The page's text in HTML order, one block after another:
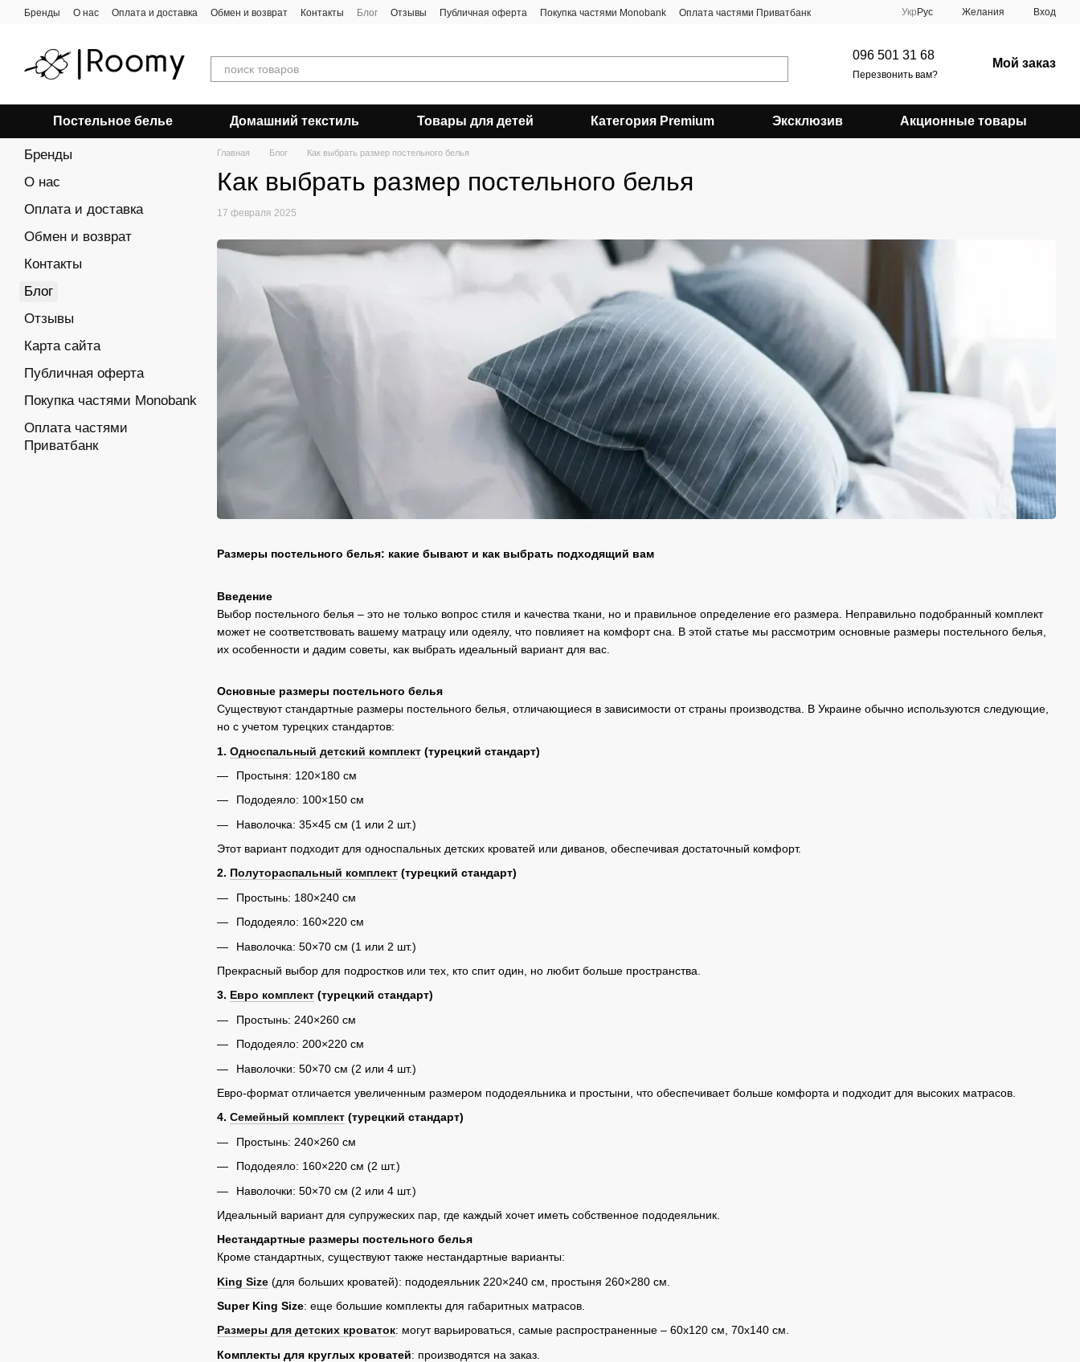
Перейти к основному контенту
Бренды О нас Оплата и доставка Обмен и возврат Контакты Блог Отзывы Публичная оферта Покупка частями Monobank Оплата частями Приватбанк Укр Рус Желания Вход
096 501 31 68
Перезвонить вам?
Мой заказ
Постельное белье Домашний текстиль Товары для детей Категория Premium Эксклюзив Акционные товары
Главная Блог Как выбрать размер постельного белья
Как выбрать размер постельного белья
17 февраля 2025
Размеры постельного белья: какие бывают и как выбрать подходящий вам
Введение
Выбор постельного белья – это не только вопрос стиля и качества ткани, но и правильное определение его размера. Неправильно подобранный комплект
может не соответствовать вашему матрацу или одеялу, что повлияет на комфорт сна. В этой статье мы рассмотрим основные размеры постельного белья,
их особенности и дадим советы, как выбрать идеальный вариант для вас.
Основные размеры постельного белья
Существуют стандартные размеры постельного белья, отличающиеся в зависимости от страны производства. В Украине обычно используются следующие,
но с учетом турецких стандартов:
1. Односпальный детский комплект (турецкий стандарт)
Простыня: 120×180 см
Пододеяло: 100×150 см
Наволочка: 35×45 см (1 или 2 шт.)
Этот вариант подходит для односпальных детских кроватей или диванов, обеспечивая достаточный комфорт.
2. Полутораспальный комплект (турецкий стандарт)
Простынь: 180×240 см
Пододеяло: 160×220 см
Наволочка: 50×70 см (1 или 2 шт.)
Прекрасный выбор для подростков или тех, кто спит один, но любит больше пространства.
3. Евро комплект (турецкий стандарт)
Простынь: 240×260 см
Пододеяло: 200×220 см
Наволочки: 50×70 см (2 или 4 шт.)
Евро-формат отличается увеличенным размером пододеяльника и простыни, что обеспечивает больше комфорта и подходит для высоких матрасов.
4. Семейный комплект (турецкий стандарт)
Простынь: 240×260 см
Пододеяло: 160×220 см (2 шт.)
Наволочки: 50×70 см (2 или 4 шт.)
Идеальный вариант для супружеских пар, где каждый хочет иметь собственное пододеяльник.
Нестандартные размеры постельного белья
Кроме стандартных, существуют также нестандартные варианты:
King Size (для больших кроватей): пододеяльник 220×240 см, простыня 260×280 см.
Super King Size: еще большие комплекты для габаритных матрасов.
Размеры для детских кроваток: могут варьироваться, самые распространенные – 60х120 см, 70х140 см.
Комплекты для круглых кроватей: производятся на заказ.
Бренды
О нас
Оплата и доставка
Обмен и возврат
Контакты
Блог
Отзывы
Карта сайта
Публичная оферта
Покупка частями Monobank
Оплата частями
Приватбанк